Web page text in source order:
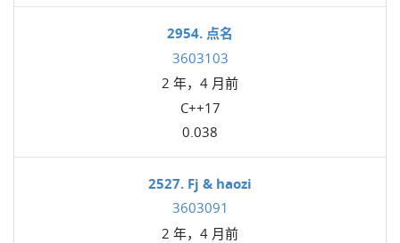
2954. 点名
3603103
2 年，4 月前
C++17
0.038
2527. Fj & haozi
3603091
2 年，4 月前